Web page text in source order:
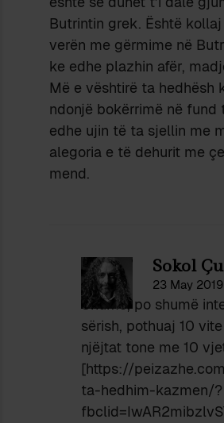
Butrintin grek. Është
verën me gërmime në
ke edhe plazhin afër,
Më e vështirë ta hedhësh
ndonjë bokërrimë në fund
edhe ujin të ta sjellin me
alegoria e të dehurit me
mend.
Sokol
23 May
Shumë, po shumë
sërish, pothuaj 10
njëjtat tone me 10
[https://
ta-hedhim-kazmen/?